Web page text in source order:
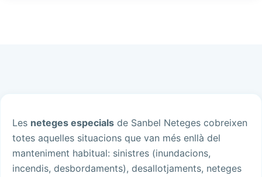
Les neteges especials de Sanbel Neteges cobreixen
totes aquelles situacions que van més enllà del
manteniment habitual: sinistres (inundacions,
incendis, desbordaments), desallotjaments, neteges